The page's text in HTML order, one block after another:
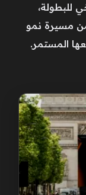
للبطولة،
مسيرة نمو
المستمر.